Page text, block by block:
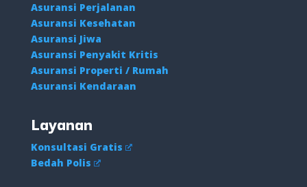
Asuransi Perjalanan
Asuransi Kesehatan
Asuransi Jiwa
Asuransi Penyakit Kritis
Asuransi Properti / Rumah
Asuransi Kendaraan
Layanan
Konsultasi Gratis
Bedah Polis